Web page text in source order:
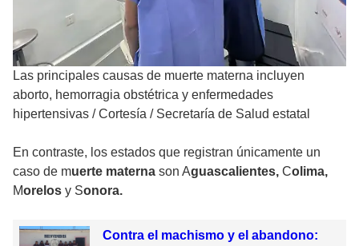
Las principales causas de muerte materna incluyen
aborto, hemorragia obstétrica y enfermedades
hipertensivas /Cortesía / Secretaría de Salud estatal
En contraste, los estados que registran únicamente un
caso de muerte materna son Aguascalientes, Colima,
Morelos y Sonora.
Contra el machismo y el abandono: